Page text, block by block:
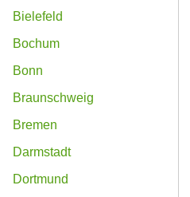
Bielefeld
Bochum
Bonn
Braunschweig
Bremen
Darmstadt
Dortmund